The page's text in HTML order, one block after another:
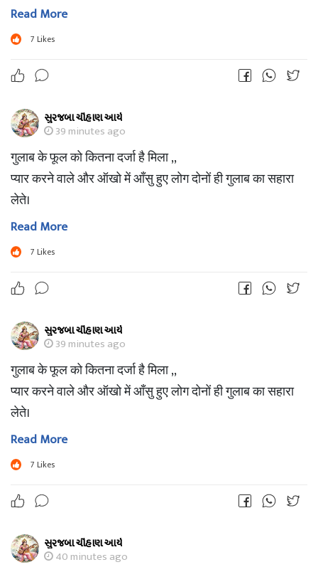
Read More
7 Likes
સુરજબા ચૌહાણ આર્ય
39 minutes ago
गुलाब के फूल को कितना दर्जा है मिला ,,
प्यार करने वाले और ऑखो में आँसु हुए लोग दोनों ही गुलाब का सहारा
लेते।
Read More
7 Likes
સુરજબા ચૌહાણ આર્ય
39 minutes ago
गुलाब के फूल को कितना दर्जा है मिला ,,
प्यार करने वाले और ऑखो में आँसु हुए लोग दोनों ही गुलाब का सहारा
लेते।
Read More
7 Likes
સુરજબા ચૌહાણ આર્ય
40 minutes ago